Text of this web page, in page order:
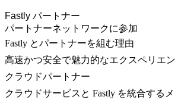
Fastly パートナー
パートナーネットワークに参加
Fastly とパートナーを組む理由
高速かつ安全で魅力的なエクスペリエ
クラウドパートナー
クラウドサービスと Fastly を統合する